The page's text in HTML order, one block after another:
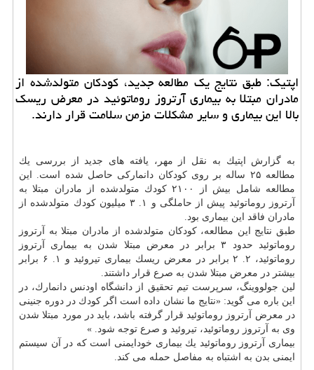
اپتیك: طبق نتایج یك مطالعه جدید، كودكان متولدشده از
مادران مبتلا به بیماری آرتروز روماتوئید در معرض ریسك
بالا این بیماری و سایر مشكلات مزمن سلامت قرار دارند.
به گزارش اپتیك به نقل از مهر، یافته های جدید از بررسی یك
مطالعه ۲۵ ساله بر روی كودكان دانماركی حاصل شده است. این
مطالعه شامل بیش از ۲۱۰۰ كودك متولدشده از مادران مبتلا به
آرتروز روماتوئید پیش از حاملگی و ۱. ۳ میلیون كودك متولدشده از
مادران فاقد این بیماری بود.
طبق نتایج این مطالعه، كودكان متولدشده از مادران مبتلا به آرتروز
روماتوئید حدود ۳ برابر در معرض مبتلا شدن به بیماری آرتروز
روماتوئید، ۲. ۲ برابر در معرض ریسك بیماری تیروئید و ۱. ۶ برابر
بیشتر در معرض مبتلا شدن به صرع قرار داشتند.
لین جولووینگ، سرپرست تیم تحقیق از دانشگاه اودنس دانمارك، در
این باره می گوید: «نتایج ما نشان داده است اگر كودك در دوره جنینی
در معرض آرتروز روماتوئید قرار گرفته باشد، باید در مورد مبتلا شدن
وی به آرتروز روماتوئید، تیروئید و صرع توجه شود. »
بیماری آرتروز روماتوئید یك بیماری خودایمنی است كه در آن سیستم
ایمنی بدن به اشتباه به مفاصل حمله می كند.